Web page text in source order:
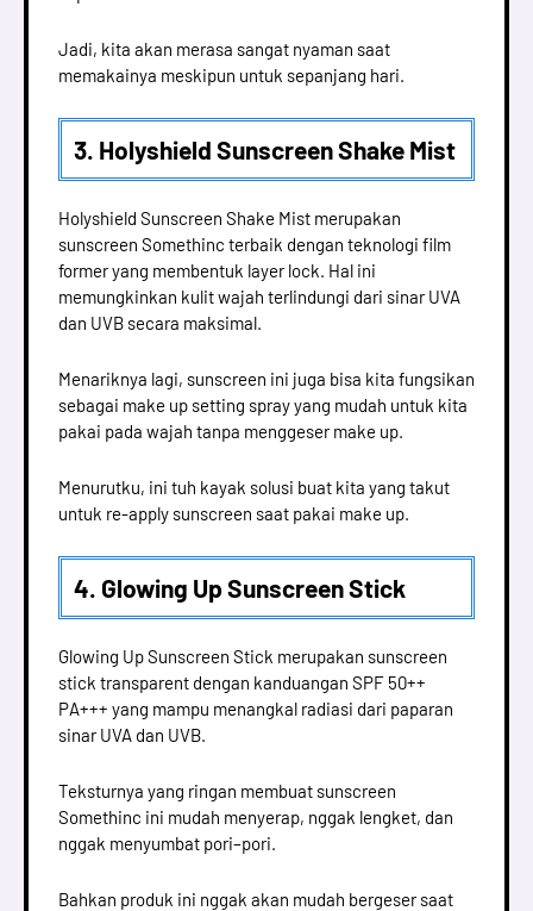
Jadi, kita akan merasa sangat nyaman saat
memakainya meskipun untuk sepanjang hari.
3. Holyshield Sunscreen Shake Mist
Holyshield Sunscreen Shake Mist merupakan
sunscreen Somethinc terbaik dengan teknologi film
former yang membentuk layer lock. Hal ini
memungkinkan kulit wajah terlindungi dari sinar UVA
dan UVB secara maksimal.
Menariknya lagi, sunscreen ini juga bisa kita fungsikan
sebagai make up setting spray yang mudah untuk kita
pakai pada wajah tanpa menggeser make up.
Menurutku, ini tuh kayak solusi buat kita yang takut
untuk re-apply sunscreen saat pakai make up.
4. Glowing Up Sunscreen Stick
Glowing Up Sunscreen Stick merupakan sunscreen
stick transparent dengan kanduangan SPF 50++
PA+++ yang mampu menangkal radiasi dari paparan
sinar UVA dan UVB.
Teksturnya yang ringan membuat sunscreen
Somethinc ini mudah menyerap, nggak lengket, dan
nggak menyumbat pori–pori.
Bahkan produk ini nggak akan mudah bergeser saat